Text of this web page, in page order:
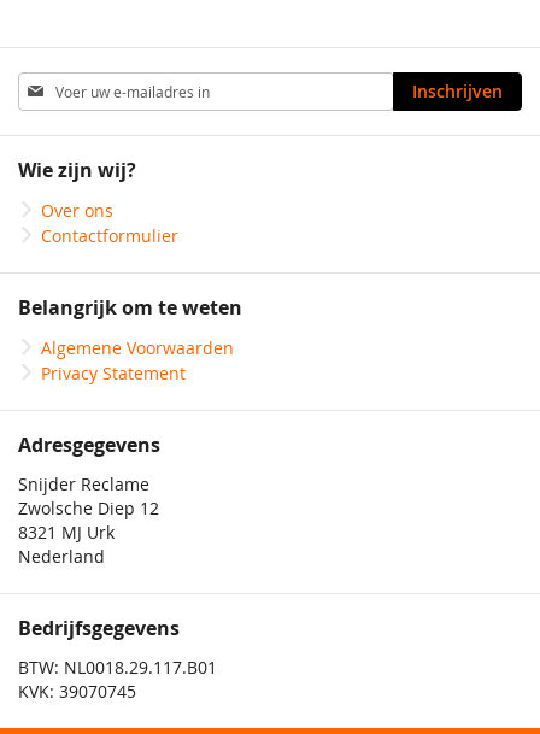
Abonneer
u
op
nieuwsbrief
Inschrijven
Wie zijn wij?
Over ons
Contactformulier
Belangrijk om te weten
Algemene Voorwaarden
Privacy Statement
Adresgegevens
Snijder Reclame
Zwolsche Diep 12
8321 MJ Urk
Nederland
Bedrijfsgegevens
BTW: NL0018.29.117.B01
KVK: 39070745